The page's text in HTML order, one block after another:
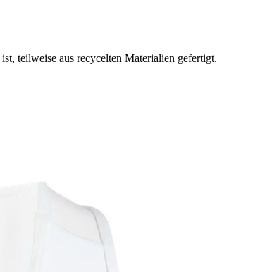
teilweise aus recycelten Materialien gefertigt.